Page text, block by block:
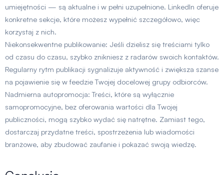
umiejętności — są aktualne i w pełni uzupełnione. LinkedIn oferuje
konkretne sekcje, które możesz wypełnić szczegółowo, więc
korzystaj z nich.
Niekonsekwentne publikowanie: Jeśli dzielisz się treściami tylko
od czasu do czasu, szybko znikniesz z radarów swoich kontaktów.
Regularny rytm publikacji sygnalizuje aktywność i zwiększa szanse
na pojawienie się w feedzie Twojej docelowej grupy odbiorców.
Nadmierna autopromocja: Treści, które są wyłącznie
samopromocyjne, bez oferowania wartości dla Twojej
publiczności, mogą szybko wydać się natrętne. Zamiast tego,
dostarczaj przydatne treści, spostrzeżenia lub wiadomości
branżowe, aby zbudować zaufanie i pokazać swoją wiedzę.